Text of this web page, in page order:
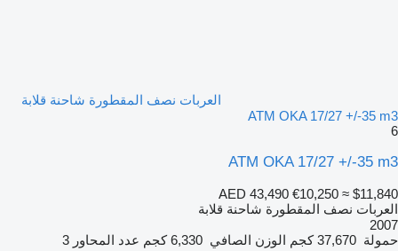
العربات نصف المقطورة شاحنة قلابة
ATM OKA 17/27 +/-35 m3
6
ATM OKA 17/27 +/-35 m3
AED 43,490 €10,250 ≈ $11,840
العربات نصف المقطورة شاحنة قلابة
2007
حمولة 37,670 كجم الوزن الصافي 6,330 كجم عدد المحاور 3